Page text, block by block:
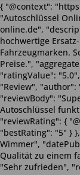
{ "@context":
"Autoschlüssel
online.de",
hochwertige
Fahrzeugmarken.
Preise.",
"ratingValue":
"Review",
"reviewBody":
Autoschlüssel
"reviewRating": {
"bestRating": "5" }
Wimmer",
Qualität zu einem
"Sehr zufrieden",